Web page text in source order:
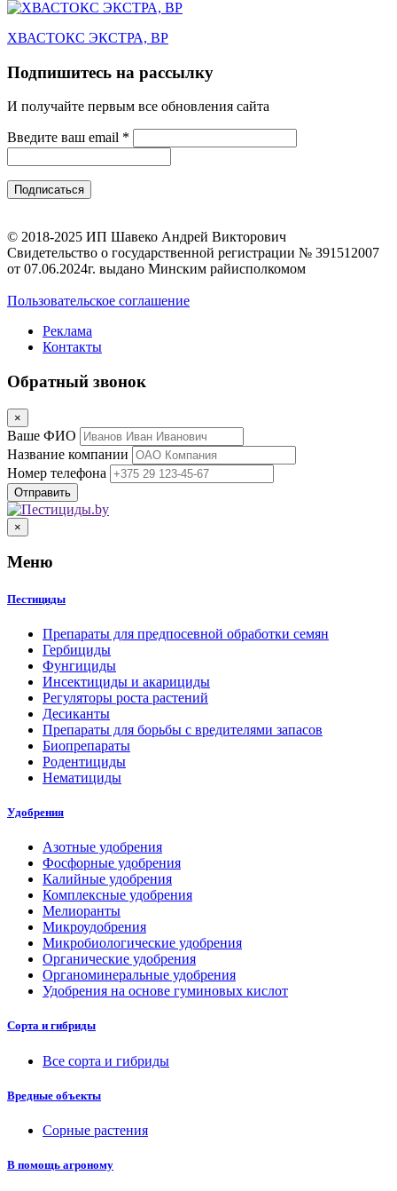
ХВАСТОКС ЭКСТРА, ВР
Подпишитесь на рассылку
И получайте первым все обновления сайта
Введите ваш email *
© 2018-2025 ИП Шавеко Андрей Викторович
Свидетельство о государственной регистрации № 391512007
от 07.06.2024г. выдано Минским райисполкомом
Пользовательское соглашение
Реклама
Контакты
Обратный звонок
×
Ваше ФИО
Название компании
Номер телефона
×
Меню
Пестициды
Препараты для предпосевной обработки семян
Гербициды
Фунгициды
Инсектициды и акарициды
Регуляторы роста растений
Десиканты
Препараты для борьбы с вредителями запасов
Биопрепараты
Родентициды
Нематициды
Удобрения
Азотные удобрения
Фосфорные удобрения
Калийные удобрения
Комплексные удобрения
Мелиоранты
Микроудобрения
Микробиологические удобрения
Органические удобрения
Органоминеральные удобрения
Удобрения на основе гуминовых кислот
Сорта и гибриды
Все сорта и гибриды
Вредные объекты
Сорные растения
В помощь агроному